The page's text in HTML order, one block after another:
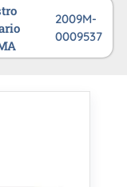
2009M-
0009537